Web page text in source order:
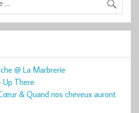
@ La Marbrerie
Up There
& Quand nos cheveux auront